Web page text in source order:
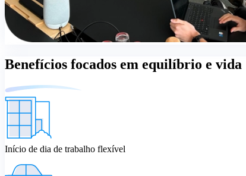
Benefícios focados em equilíbrio e vida
Início de dia de trabalho flexível